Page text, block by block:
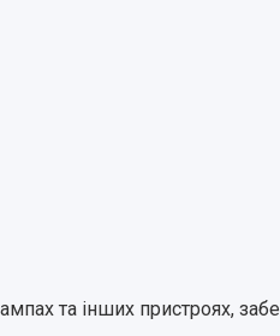
та інших пристроях,